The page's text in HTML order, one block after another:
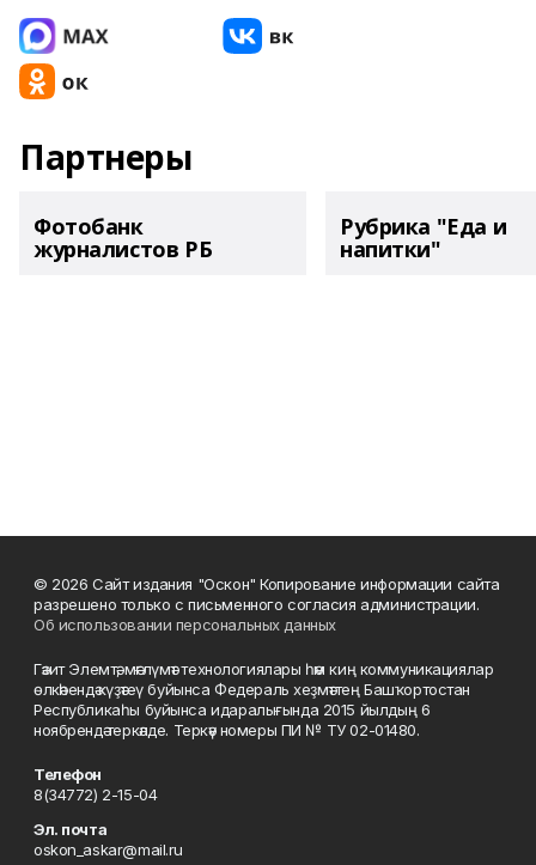
Партнеры
Фотобанк
журналистов РБ
Рубрика "Еда и
напитки"
© 2026 Сайт издания "Оскон" Копирование информации сайта
разрешено только с письменного согласия администрации.
Об использовании персональных данных
Гәзит Элемтә, мәғлүмәт технологиялары һәм киң коммуникациялар
өлкәһендә күҙәтеү буйынса Федераль хеҙмәттең Башҡортостан
Республикаһы буйынса идаралығында 2015 йылдың 6
ноябрендә теркәлде. Теркәү номеры ПИ № ТУ 02-01480.
Телефон
8(34772) 2-15-04
Эл. почта
oskon_askar@mail.ru